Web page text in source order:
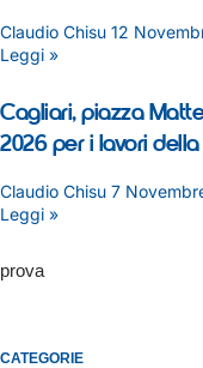
Claudio Chisu 12
Leggi »
Cagliari, piazza
2026 per i lavori
Claudio Chisu 7
Leggi »
prova
CATEGORIE